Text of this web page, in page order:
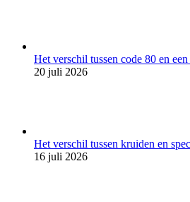
Het verschil tussen code 80 en
20 juli 2026
Het verschil tussen kruiden en
16 juli 2026